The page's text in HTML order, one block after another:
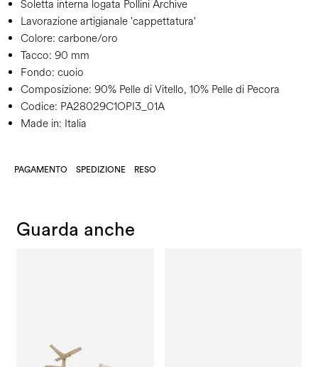
Soletta interna logata Pollini Archive
Lavorazione artigianale 'cappettatura'
Colore: carbone/oro
Tacco: 90 mm
Fondo: cuoio
Composizione: 90% Pelle di Vitello, 10% Pelle di Pecora
Codice: PA28029C1OPI3_01A
Made in: Italia
PAGAMENTO SPEDIZIONE RESO
Guarda anche